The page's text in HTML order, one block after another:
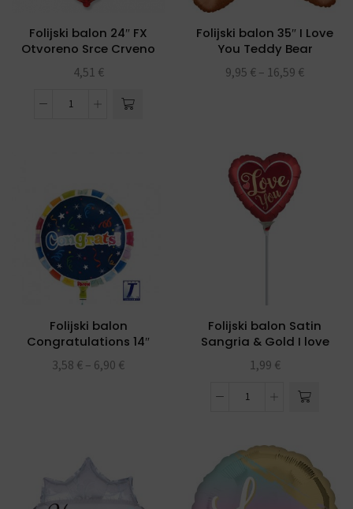
Folijski balon 24″ FX
Otvoreno Srce Crveno
4,51 €
Folijski balon 35″ I Love
You Teddy Bear
9,95 € – 16,59 €
Folijski balon
Congratulations 14″
Ibrex
3,58 € – 6,90 €
Folijski balon Satin
Sangria & Gold I love
you na štapiću
1,99 €